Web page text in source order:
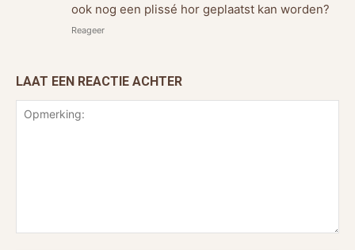
ook nog een plissé hor geplaatst kan worden?
Reageer
LAAT EEN REACTIE ACHTER